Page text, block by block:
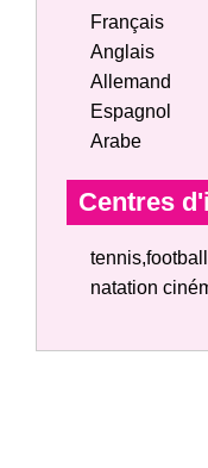
Français
Anglais
Allemand
Espagnol
Arabe
Centres
natation